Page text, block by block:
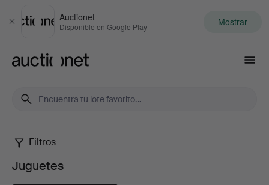
Cerrar
Auctionet
Disponible en Google Play Mostrar
Juguetes
Filtros
Juguetes